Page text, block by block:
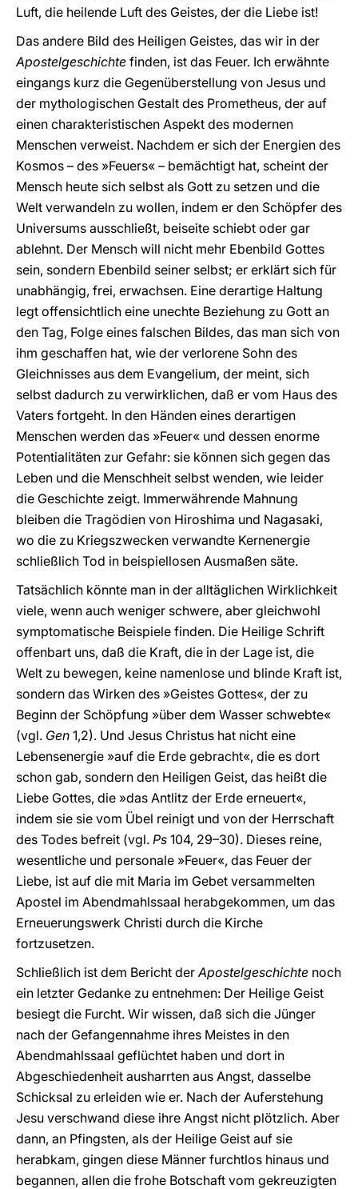
Luft, die heilende Luft des Geistes, der die Liebe ist!
Das andere Bild des Heiligen Geistes, das wir in der
Apostelgeschichte finden, ist das Feuer. Ich erwähnte
eingangs kurz die Gegenüberstellung von Jesus und
der mythologischen Gestalt des Prometheus, der auf
einen charakteristischen Aspekt des modernen
Menschen verweist. Nachdem er sich der Energien des
Kosmos – des »Feuers« – bemächtigt hat, scheint der
Mensch heute sich selbst als Gott zu setzen und die
Welt verwandeln zu wollen, indem er den Schöpfer des
Universums ausschließt, beiseite schiebt oder gar
ablehnt. Der Mensch will nicht mehr Ebenbild Gottes
sein, sondern Ebenbild seiner selbst; er erklärt sich für
unabhängig, frei, erwachsen. Eine derartige Haltung
legt offensichtlich eine unechte Beziehung zu Gott an
den Tag, Folge eines falschen Bildes, das man sich von
ihm geschaffen hat, wie der verlorene Sohn des
Gleichnisses aus dem Evangelium, der meint, sich
selbst dadurch zu verwirklichen, daß er vom Haus des
Vaters fortgeht. In den Händen eines derartigen
Menschen werden das »Feuer« und dessen enorme
Potentialitäten zur Gefahr: sie können sich gegen das
Leben und die Menschheit selbst wenden, wie leider
die Geschichte zeigt. Immerwährende Mahnung
bleiben die Tragödien von Hiroshima und Nagasaki,
wo die zu Kriegszwecken verwandte Kernenergie
schließlich Tod in beispiellosen Ausmaßen säte.
Tatsächlich könnte man in der alltäglichen Wirklichkeit
viele, wenn auch weniger schwere, aber gleichwohl
symptomatische Beispiele finden. Die Heilige Schrift
offenbart uns, daß die Kraft, die in der Lage ist, die
Welt zu bewegen, keine namenlose und blinde Kraft ist,
sondern das Wirken des »Geistes Gottes«, der zu
Beginn der Schöpfung »über dem Wasser schwebte«
(vgl. Gen 1,2). Und Jesus Christus hat nicht eine
Lebensenergie »auf die Erde gebracht«, die es dort
schon gab, sondern den Heiligen Geist, das heißt die
Liebe Gottes, die »das Antlitz der Erde erneuert«,
indem sie sie vom Übel reinigt und von der Herrschaft
des Todes befreit (vgl. Ps 104, 29–30). Dieses reine,
wesentliche und personale »Feuer«, das Feuer der
Liebe, ist auf die mit Maria im Gebet versammelten
Apostel im Abendmahlssaal herabgekommen, um das
Erneuerungswerk Christi durch die Kirche
fortzusetzen.
Schließlich ist dem Bericht derApostelgeschichte noch
ein letzter Gedanke zu entnehmen: Der Heilige Geist
besiegt die Furcht. Wir wissen, daß sich die Jünger
nach der Gefangennahme ihres Meistes in den
Abendmahlssaal geflüchtet haben und dort in
Abgeschiedenheit ausharrten aus Angst, dasselbe
Schicksal zu erleiden wie er. Nach der Auferstehung
Jesu verschwand diese ihre Angst nicht plötzlich. Aber
dann, an Pfingsten, als der Heilige Geist auf sie
herabkam, gingen diese Männer furchtlos hinaus und
begannen, allen die frohe Botschaft vom gekreuzigten